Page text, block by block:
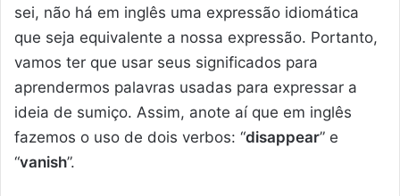
sei, não há em inglês uma expressão idiomática
que seja equivalente a nossa expressão. Portanto,
vamos ter que usar seus significados para
aprendermos palavras usadas para expressar a
ideia de sumiço. Assim, anote aí que em inglês
fazemos o uso de dois verbos: “disappear” e
“vanish”.